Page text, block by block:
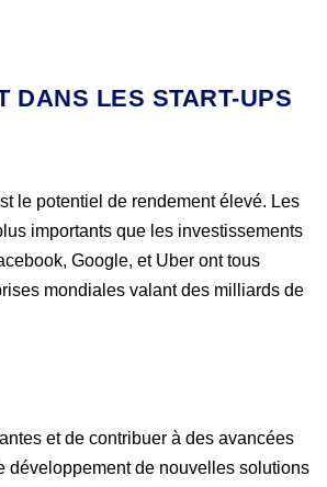
DANS LES START-UPS
le potentiel de rendement élevé. Les
importants que les investissements
Google, et Uber ont tous
mondiales valant des milliards de
et de contribuer à des avancées
développement de nouvelles solutions